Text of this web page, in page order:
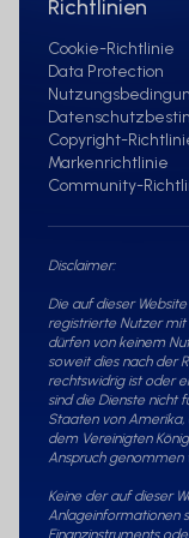
auf die
Die Nutzer
Zugriff auf
Keines der
auf der
Staaten
Securities
gültigen
keines der
bestimmt,
Vereinigten
Kolonien),
Richtlinien
Cookie-Richtlinie
Data Protection
Copyright-
Markenrichtlinie
Community-
Disclaimer:
Die auf dieser
registrierte Nutzer mit
dürfen von keinem
soweit dies nach der
rechtswidrig ist oder
sind die Dienste nicht
Staaten von Amerika,
dem Vereinigten
Anspruch genommen
Keine der auf dieser
Anlageinformationen
Finanzinstruments